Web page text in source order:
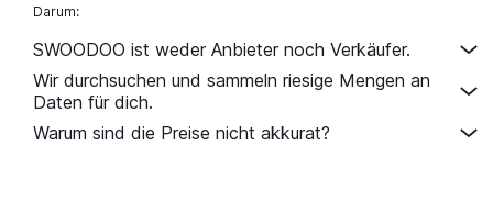
Darum:
SWOODOO ist weder Anbieter noch Verkäufer.
Wir durchsuchen und sammeln riesige Mengen an
Daten für dich.
Warum sind die Preise nicht akkurat?